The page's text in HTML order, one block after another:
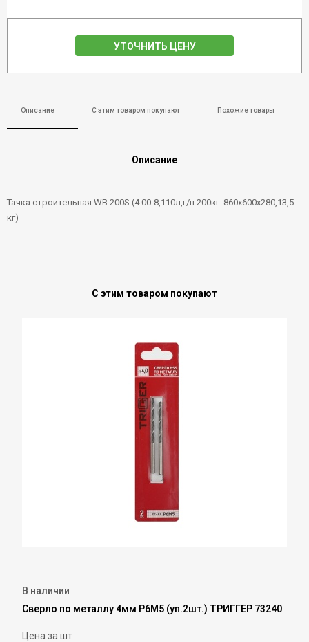
УТОЧНИТЬ ЦЕНУ
Описание С этим товаром покупают Похожие товары
Описание
Тачка строительная WB 200S (4.00-8,110л,г/п 200кг. 860х600х280,13,5
кг)
С этим товаром покупают
В наличии
Сверло по металлу 4мм Р6М5 (уп.2шт.) ТРИГГЕР 73240
Цена за шт